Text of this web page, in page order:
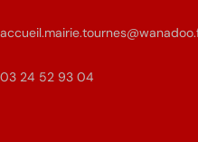
03 24 52 93 04